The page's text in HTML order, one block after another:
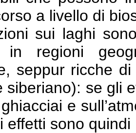
a livello di
sui laghi
in regioni
seppur ricche
siberiano): se gli
e
effetti sono